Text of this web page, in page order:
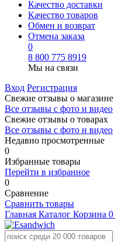
Качество доставки
Качество товаров
Обмен и возврат
Отмена заказа
0
8 800 775 8919
Мы на связи
Вход Регистрация
Свежие отзывы о магазине
Все отзывы с фото и видео
Свежие отзывы о товарах
Все отзывы c фото и видео
Недавно просмотренные
0
Избранные товары
Перейти в избранное
0
Сравнение
Сравнить товары
Главная Каталог Корзина 0